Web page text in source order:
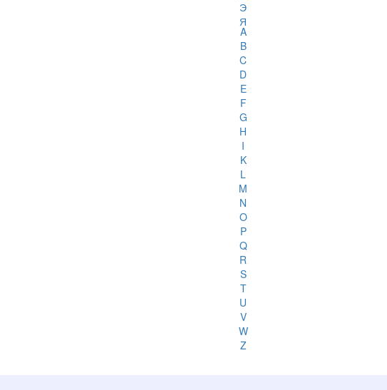
Э
Я
A
B
C
D
E
F
G
H
I
K
L
M
N
O
P
Q
R
S
T
U
V
W
Z